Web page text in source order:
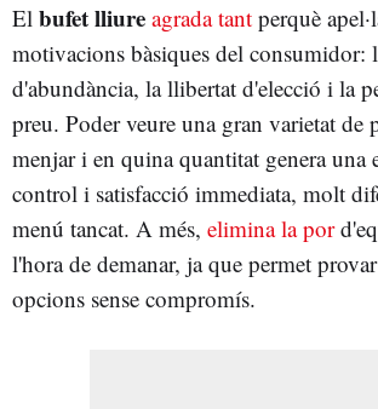
El bufet lliure agrada tant perquè
motivacions bàsiques del consumidor:
d'abundància, la llibertat d'elecció i la
preu. Poder veure una gran varietat de
menjar i en quina quantitat genera una
control i satisfacció immediata, molt
menú tancat. A més, elimina la por
l'hora de demanar, ja que permet
opcions sense compromís.